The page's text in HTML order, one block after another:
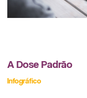
A Dose Padrão
Infográfico